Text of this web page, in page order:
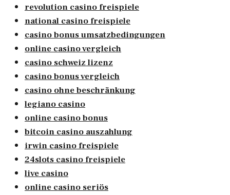
revolution casino freispiele
national casino freispiele
casino bonus umsatzbedingungen
online casino vergleich
casino schweiz lizenz
casino bonus vergleich
casino ohne beschränkung
legiano casino
online casino bonus
bitcoin casino auszahlung
irwin casino freispiele
24slots casino freispiele
live casino
online casino seriös